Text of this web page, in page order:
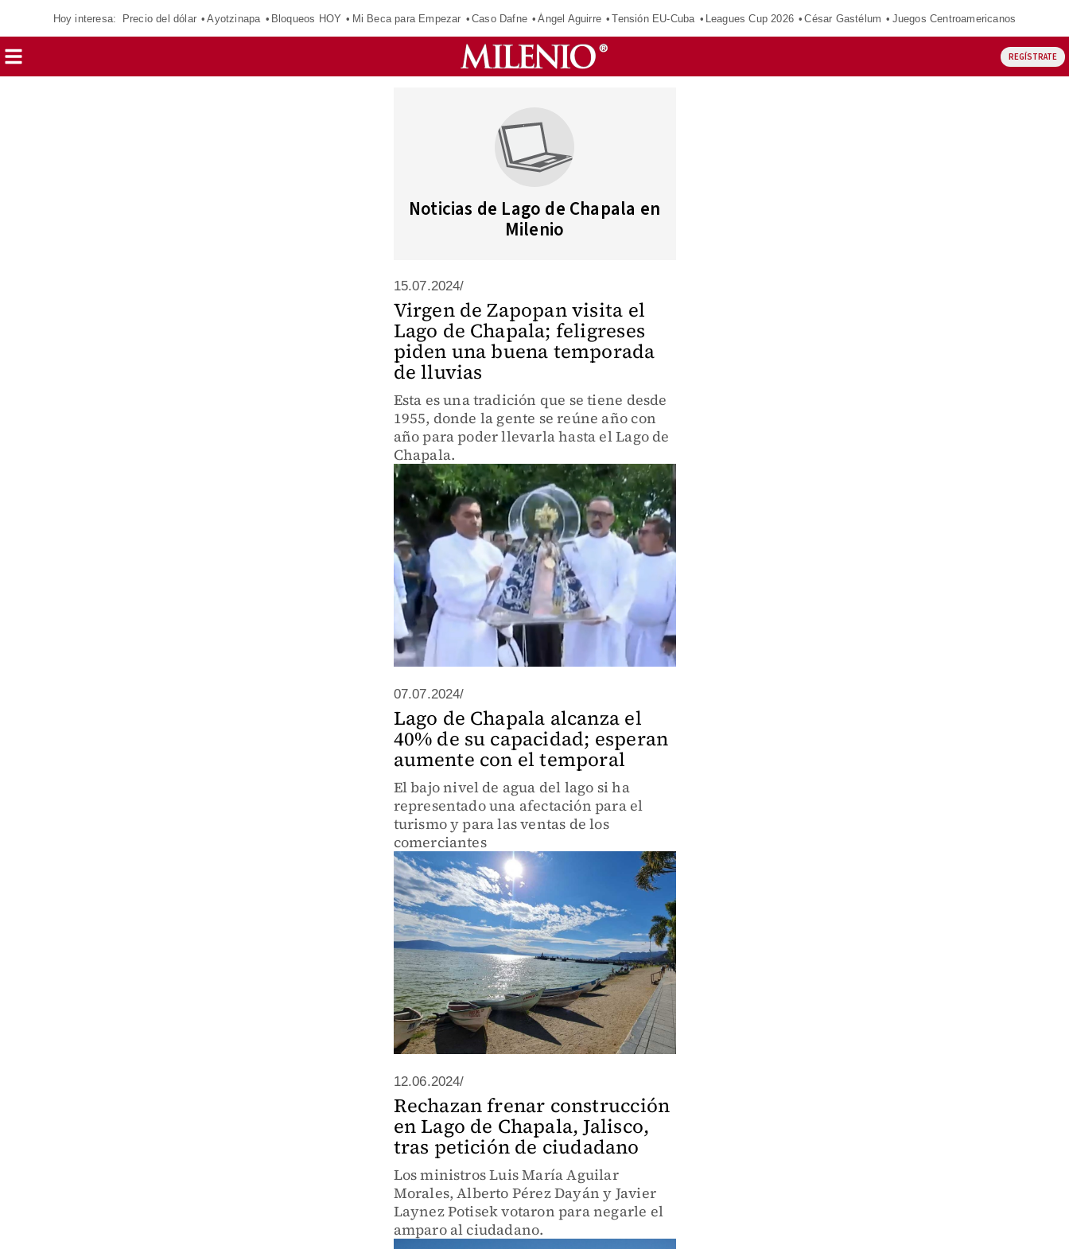
Hoy interesa: Precio del dólar Ayotzinapa Bloqueos HOY Mi Beca para Empezar Caso Dafne Ángel Aguirre Tensión EU-Cuba Leagues Cup 2026 César Gastélum Juegos Centroamericanos
REGÍSTRATE
Noticias de Lago de Chapala en
Milenio
15.07.2024/
Virgen de Zapopan visita el
Lago de Chapala; feligreses
piden una buena temporada
de lluvias
Esta es una tradición que se tiene desde
1955, donde la gente se reúne año con
año para poder llevarla hasta el Lago de
Chapala.
07.07.2024/
Lago de Chapala alcanza el
40% de su capacidad; esperan
aumente con el temporal
El bajo nivel de agua del lago si ha
representado una afectación para el
turismo y para las ventas de los
comerciantes
12.06.2024/
Rechazan frenar construcción
en Lago de Chapala, Jalisco,
tras petición de ciudadano
Los ministros Luis María Aguilar
Morales, Alberto Pérez Dayán y Javier
Laynez Potisek votaron para negarle el
amparo al ciudadano.